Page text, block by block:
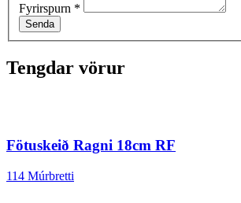
Fyrirspurn *
Senda
Tengdar vörur
Fötuskeið Ragni 18cm RF
114 Múrbretti